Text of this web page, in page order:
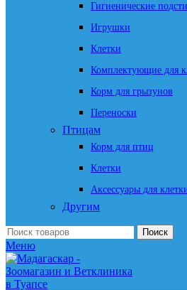
Гигиенические
Игрушки
Клетки
Комплектующие для
Корм для грызунов
Переноски
Птицам
Корм для птиц
Клетки
Аксессуары для
Другим
Поиск
Меню